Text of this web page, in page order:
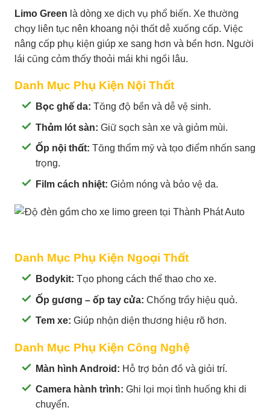
Limo Green là dòng xe dịch vụ phổ biến. Xe thường
chạy liên tục nên khoang nội thất dễ xuống cấp. Việc
nâng cấp phụ kiện giúp xe sang hơn và bền hơn. Người
lái cũng cảm thấy thoải mái khi ngồi lâu.
Danh Mục Phụ Kiện Nội Thất
Bọc ghế da: Tăng độ bền và dễ vệ sinh.
Thảm lót sàn: Giữ sạch sàn xe và giảm mùi.
Ốp nội thất: Tăng thẩm mỹ và tạo điểm nhấn sang
trọng.
Film cách nhiệt: Giảm nóng và bảo vệ da.
Danh Mục Phụ Kiện Ngoại Thất
Bodykit: Tạo phong cách thể thao cho xe.
Ốp gương – ốp tay cửa: Chống trầy hiệu quả.
Tem xe: Giúp nhận diện thương hiệu rõ hơn.
Danh Mục Phụ Kiện Công Nghệ
Màn hình Android: Hỗ trợ bản đồ và giải trí.
Camera hành trình: Ghi lại mọi tình huống khi di
chuyển.